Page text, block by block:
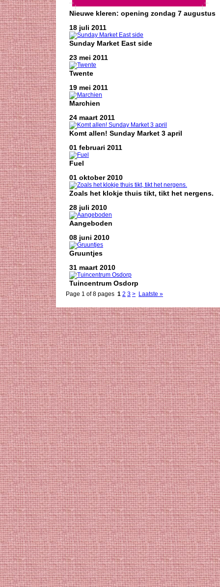
Nieuwe kleren: opening zondag 7 augustus
18 juli 2011
Sunday Market East side
23 mei 2011
Twente
19 mei 2011
Marchien
24 maart 2011
Komt allen! Sunday Market 3 april
01 februari 2011
Fuel
01 oktober 2010
Zoals het klokje thuis tikt, tikt het nergens.
28 juli 2010
Aangeboden
08 juni 2010
Gruuntjes
31 maart 2010
Tuincentrum Osdorp
Page 1 of 8 pages 1 2 3 > Laatste »